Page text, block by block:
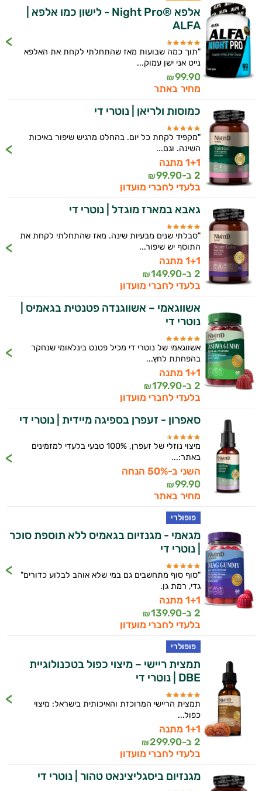
אלפא ®Night Pro - לישון כמו אלפא |
ALFA
"תוך כמה שבועות מאז שהתחלתי לקחת את האלפא
נייט אני ישן עמוק...
99.90
₪
מחיר באתר
כמוסות ולריאן | נוטרי די
"מקפיד לקחת כל יום. בהחלט מרגיש שיפור באיכות
השינה. וגם...
1+1 מתנה
2 ב-
99.90
₪
בלעדי לחברי מועדון
גאבא במארז מוגדל | נוטרי די
"סבלתי שנים מבעיות שינה. מאז שהתחלתי לקחת את
התוסף יש שיפור...
1+1 מתנה
2 ב-
149.90
₪
בלעדי לחברי מועדון
אשווגאמי – אשווגנדה פטנטית בגאמיס |
נוטרי די
אשווגאמי של נוטרי די מכיל פטנט בינלאומי שנחקר
בהפחתת לחץ...
1+1 מתנה
2 ב-
179.90
₪
בלעדי לחברי מועדון
סאפרון - זעפרן בספיגה מיידית | נוטרי די
מיצוי נוזלי של זעפרן, 100% טבעי בלעדי למזמינים
באתר:...
השני ב-50% הנחה
99.90
₪
מחיר באתר
פופולרי
מגאמי - מגנזיום בגאמיס ללא תוספת סוכר
| נוטרי די
"סוף סוף מתחשבים גם במי שלא אוהב לבלוע כדורים"
גדי, רמת גן.
1+1 מתנה
2 ב-
139.90
₪
בלעדי לחברי מועדון
פופולרי
תמצית ריישי – מיצוי כפול בטכנולוגיית
DBE | נוטרי די
תמצית הריישי המרוכזת והאיכותית בישראל: מיצוי
כפול...
1+1 מתנה
2 ב-
299.90
₪
בלעדי לחברי מועדון
מגנזיום ביסגליצינאט טהור | נוטרי די